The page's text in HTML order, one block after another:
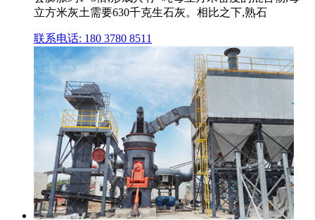
立方米灰土需要630千克生石灰。相比之下,熟石
联系电话: 180 3780 8511